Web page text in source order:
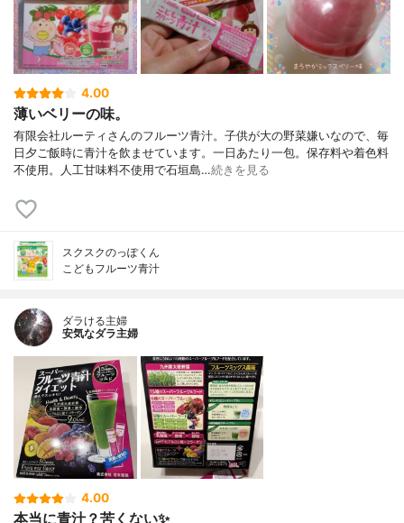
4.00
薄いベリーの味。
有限会社ルーティさんのフルーツ青汁。子供が大の野菜嫌いなので、毎
日夕ご飯時に青汁を飲ませています。一日あたり一包。保存料や着色料
不使用。人工甘味料不使用で石垣島…続きを見る
スクスクのっぽくん
こどもフルーツ青汁
ダラける主婦
安気なダラ主婦
4.00
本当に青汁？苦くない✨